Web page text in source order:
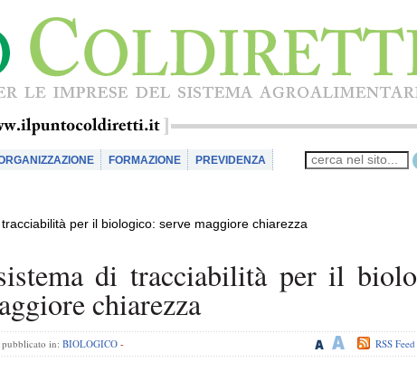
FORMAZIONE
PREVIDENZA
per il biologico: serve maggiore chiarezza
di tracciabilità per il
chiarezza
pubblicato in: BIOLOGICO - RSS Feed